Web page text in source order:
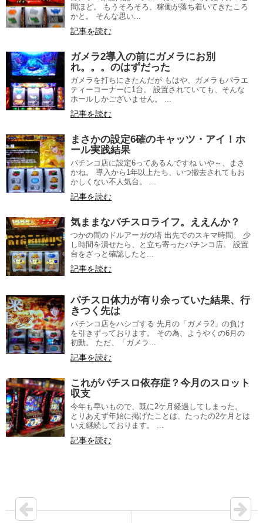
間ほど。 もうそろそろ、稼働が落ち着いてきたころ
かと。 そんな思い...
記事を読む
ガメラ2導入の前にガメラにお別
れ。。。のはずだった
ガメラを打ちにきたんだが もはや、ガメラもバラエ
ティーコーナーに1台。 設置されていても、そんな
ホールしかございません。 ...
記事を読む
まさかの設定6確のキャッツ・アイ！ホ
ール実践結果
パチンコ店に設定6ってあるんですね いや～、まさ
かね。 導入から1年以上たち、いつ撤去されてもお
かしくない不人気台。 ...
記事を読む
気ままなパチスロライフ。ええんか？
つかの間のドルアーガの塔 出先でのスキマ時間。 少
し時間を潰せたら、と立ち寄ったパチンコ店。 設置
台をざっと確認したと...
記事を読む
パチスロ体力が有り余っていた結果、行
きつく先は
パチンコ店をハシゴする 先月の「ガメラ2」の負け
を引きずっております。 その為、ようやくの6月の
初動。 ただ、「ガメラ...
記事を読む
これがパチスロ依存症？今月のスロット
収支
今年も早いもので、既に2ケ月経過してしまった。
とりあえず年始に掲げたことは、たったの2ケ月とは
いえ継続しております。 ...
記事を読む